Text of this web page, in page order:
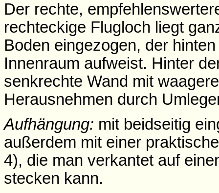
Der rechte,
rechteckige Flugloch liegt
Boden eingezogen, der
Innenraum aufweist. Hinter
senkrechte Wand mit
Herausnehmen durch
Aufhängung: mit beidseitig
außerdem mit einer
4), die man verkantet auf
stecken kann.